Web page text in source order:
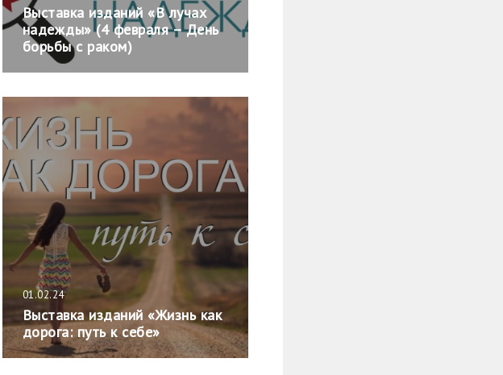
Выставка изданий «В лучах
надежды» (4 февраля – День
борьбы с раком)
01.02.24
Выставка изданий «Жизнь как
дорога: путь к себе»